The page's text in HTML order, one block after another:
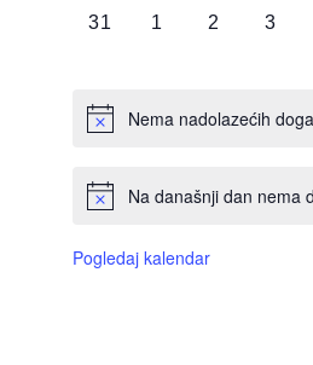
0
31
0
1
0
2
0
3
Nema nadolazećih
Na današnji dan nema
Pogledaj kalendar